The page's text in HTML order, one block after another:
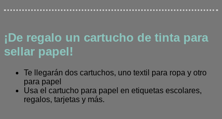
¡De regalo un cartucho de tinta para
sellar papel!
Te llegarán dos cartuchos, uno textil para ropa y otro
para papel
Usa el cartucho para papel en etiquetas escolares,
regalos, tarjetas y más.